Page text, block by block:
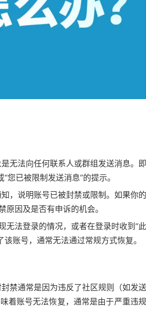
无法向任何联系人或群组发送消息。即
您已被限制发送消息”的提示。
，说明账号已被封禁或限制。如果你的
因及是否有申诉的机会。
无法登录的情况，或者在登录时收到“此
账号，通常无法通过常规方式恢复。
禁通常是因为违反了社区规则（如发送
着账号无法恢复，通常是由于严重违规